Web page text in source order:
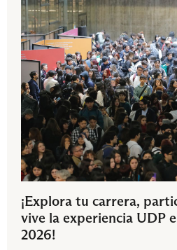
¡Explora tu carrera,
vive la experiencia UDP
2026!